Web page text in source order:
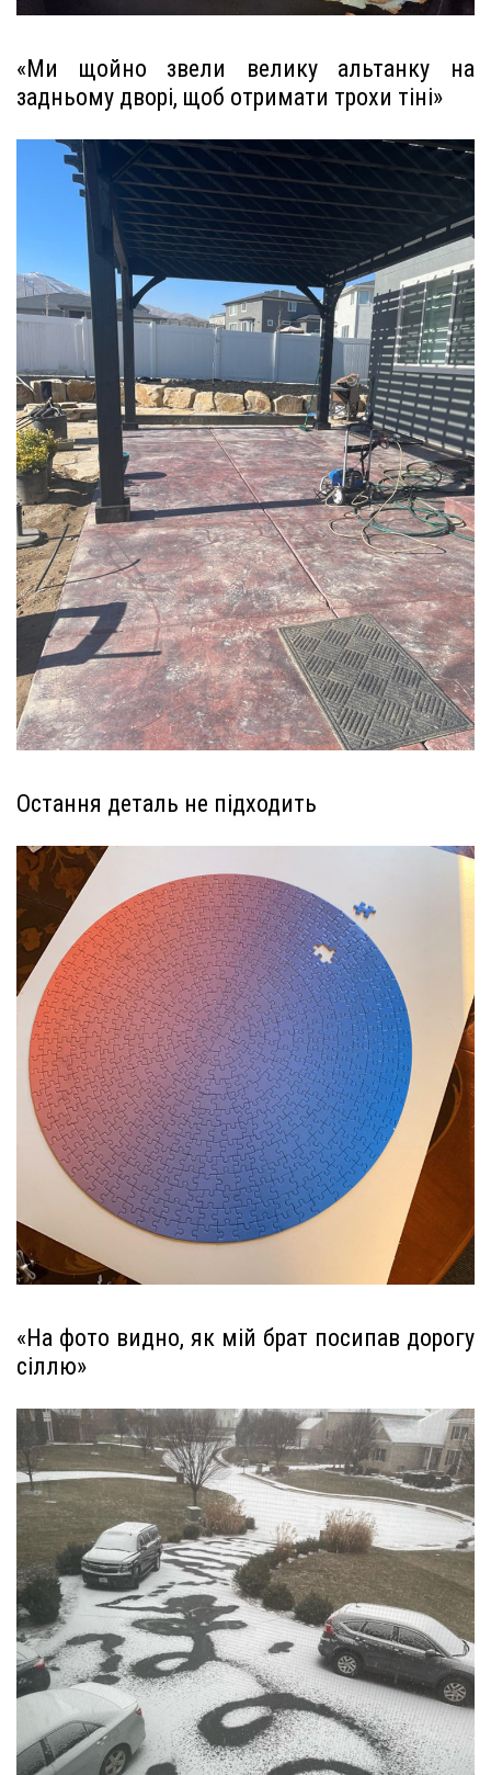
«Ми щойно звели велику альтанку на
задньому дворі, щоб отримати трохи тіні»
Остання деталь не підходить
«На фото видно, як мій брат посипав дорогу
сіллю»